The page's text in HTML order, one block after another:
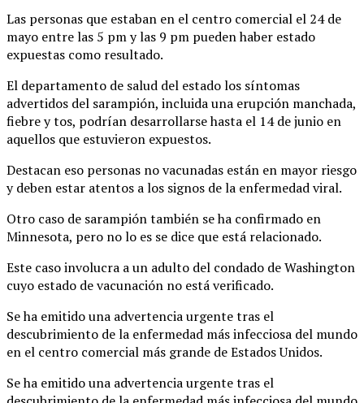
Las personas que estaban en el centro comercial el 24 de
mayo entre las 5 pm y las 9 pm pueden haber estado
expuestas como resultado.
El departamento de salud del estado los síntomas
advertidos del sarampión, incluida una erupción manchada,
fiebre y tos, podrían desarrollarse hasta el 14 de junio en
aquellos que estuvieron expuestos.
Destacan eso personas no vacunadas están en mayor riesgo
y deben estar atentos a los signos de la enfermedad viral.
Otro caso de sarampión también se ha confirmado en
Minnesota, pero no lo es se dice que está relacionado.
Este caso involucra a un adulto del condado de Washington
cuyo estado de vacunación no está verificado.
Se ha emitido una advertencia urgente tras el
descubrimiento de la enfermedad más infecciosa del mundo
en el centro comercial más grande de Estados Unidos.
Se ha emitido una advertencia urgente tras el